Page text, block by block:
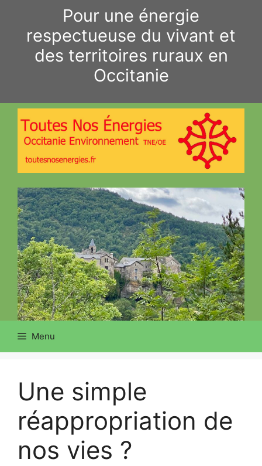
contenu
Pour une énergie
respectueuse du vivant et
des territoires ruraux en
Occitanie
Menu
Une simple
réappropriation de
nos vies ?